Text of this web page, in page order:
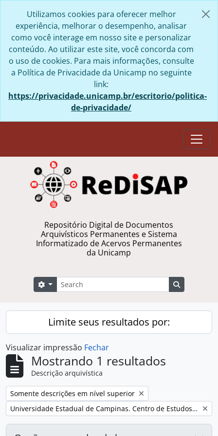
Utilizamos cookies para oferecer melhor
experiência, melhorar o desempenho, analisar
como você interage em nosso site e personalizar
conteúdo. Ao utilizar este site, você concorda com
o uso de cookies. Para mais informações, consulte
a Política de Privacidade da Unicamp no seguinte
link:
https://privacidade.unicamp.br/escritorio/politica-
de-privacidade/
Repositório Digital de Documentos
Arquivísticos Permanentes e Sistema
Informatizado de Acervos Permanentes
da Unicamp
Buscar
Opções de busca
Limite seus resultados por:
Visualizar impressão Fechar
Mostrando 1 resultados
Descrição arquivística
Remover filtro:
Somente descrições em nível superior
Remover filtro:
Universidade Estadual de Campinas. Centro de Estudos de Problemas Brasileiros